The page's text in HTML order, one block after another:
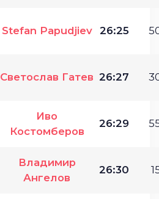
Stefan Papudjiev 26:25
Светослав Гатев 26:27
Иво
Костомберов
26:29
Владимир
Ангелов
26:30